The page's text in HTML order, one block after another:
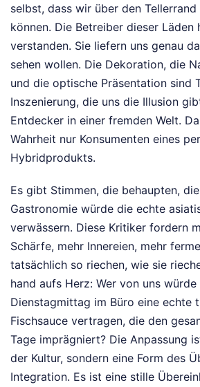
selbst, dass wir über den
können. Die Betreiber dieser Läden
verstanden. Sie liefern uns genau
sehen wollen. Die Dekoration, die
und die optische Präsentation sind
Inszenierung, die uns die Illusion
Entdecker in einer fremden Welt.
Wahrheit nur Konsumenten eines
Hybridprodukts.
Es gibt Stimmen, die behaupten,
Gastronomie würde die echte
verwässern. Diese Kritiker fordern
Schärfe, mehr Innereien, mehr
tatsächlich so riechen, wie sie
hand aufs Herz: Wer von uns würde
Dienstagmittag im Büro eine echte
Fischsauce vertragen, die den
Tage imprägniert? Die Anpassung
der Kultur, sondern eine Form des
Integration. Es ist eine stille